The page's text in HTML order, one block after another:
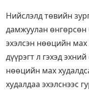
Нийслэлд төвийн
дамжуулан өнгөрсөн
эхэлсэн нөөцийн мах
дүүрэгт л гэхэд
нөөцийн мах
худалдаа эхэлснээс